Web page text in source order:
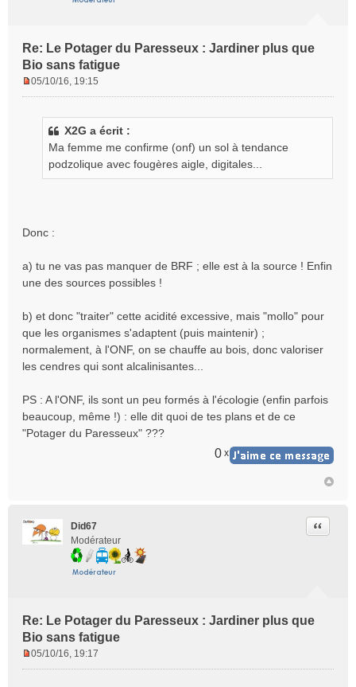
Re: Le Potager du Paresseux : Jardiner plus que
Bio sans fatigue
l
05/10/16, 19:15
X2G a écrit :
Ma femme me confirme (onf) un sol à tendance
podzolique avec fougères aigle, digitales...
Donc :
a) tu ne vas pas manquer de BRF ; elle est à la source ! Enfin
une des sources possibles !
b) et donc "traiter" cette acidité excessive, mais "mollo" pour
que les organismes s'adaptent (puis maintenir) ;
normalement, à l'ONF, on se chauffe au bois, donc valoriser
les cendres qui sont alcalinisantes...
PS : A l'ONF, ils sont un peu formés à l'écologie (enfin parfois
beaucoup, même !) : elle dit quoi de tes plans et de ce
"Potager du Paresseux" ???
0 x
Did67
Modérateur
Re: Le Potager du Paresseux : Jardiner plus que
Bio sans fatigue
Citer
05/10/16, 19:17